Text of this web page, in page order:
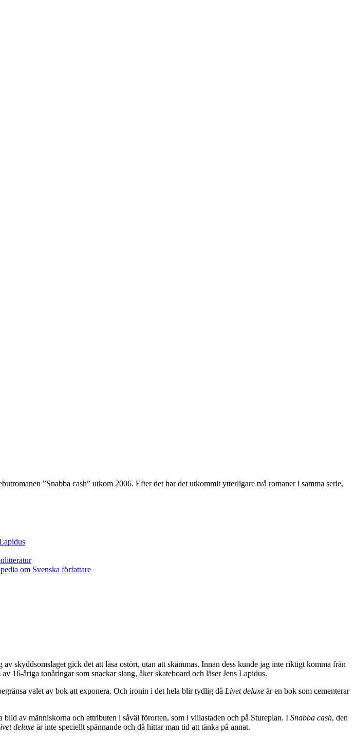
”Snabba cash” utkom 2006. Efter det har det utkommit ytterligare två romaner i samma serie,
av skyddsomslaget gick det att läsa ostört, utan att skämmas. Innan dess kunde jag inte riktigt komma från
16-åriga tonåringar som snackar slang, åker skateboard och läser Jens Lapidus.
valet av bok att exponera. Och ironin i det hela blir tydlig då Livet deluxe är en bok som cementerar
av människorna och attributen i såväl förorten, som i villastaden och på Stureplan. I Snabba cash, den
deluxe är inte speciellt spännande och då hittar man tid att tänka på annat.